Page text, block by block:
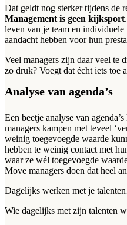
Dat geldt nog sterker tijdens de
Management is geen kijksport
leven van je team en
aandacht hebben voor hun
Veel managers zijn daar veel te
zo druk? Voegt dat écht iets toe
Analyse van agenda’s
Een beetje analyse van
managers kampen met teveel
weinig toegevoegde waarde
hebben te weinig contact met
waar ze wél toegevoegde
Move managers doen dat heel
Dagelijks werken met je
Wie dagelijks met zijn talenten